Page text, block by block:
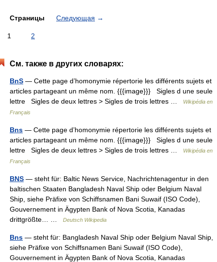
Страницы Следующая →
1 2
См. также в других словарях:
BnS — Cette page d’homonymie répertorie les différents sujets et
articles partageant un même nom. {{{image}}} Sigles d une seule
lettre Sigles de deux lettres > Sigles de trois lettres …
Wikipédia en
Français
Bns — Cette page d’homonymie répertorie les différents sujets et
articles partageant un même nom. {{{image}}} Sigles d une seule
lettre Sigles de deux lettres > Sigles de trois lettres …
Wikipédia en
Français
BNS — steht für: Baltic News Service, Nachrichtenagentur in den
baltischen Staaten Bangladesh Naval Ship oder Belgium Naval
Ship, siehe Präfixe von Schiffsnamen Bani Suwaif (ISO Code),
Gouvernement in Ägypten Bank of Nova Scotia, Kanadas
drittgrößte… …
Deutsch Wikipedia
Bns — steht für: Bangladesh Naval Ship oder Belgium Naval Ship,
siehe Präfixe von Schiffsnamen Bani Suwaif (ISO Code),
Gouvernement in Ägypten Bank of Nova Scotia, Kanadas